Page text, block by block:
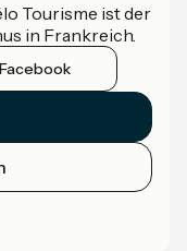
Tourisme ist der
in Frankreich.
Facebook